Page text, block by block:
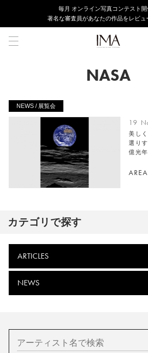
毎⽉ オンライン写真コンテスト開
著名な審査員があなたの作品をレビュ
NASA
NEWS / 展覧会
19
美し
選り
億光
カテゴリで探す
ARTICLES
NEWS